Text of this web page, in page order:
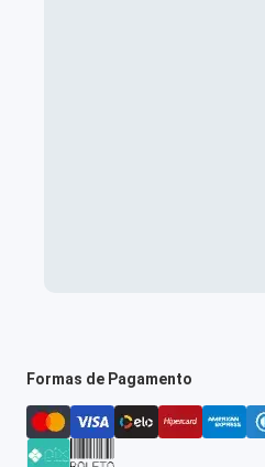
Formas de Pagamento